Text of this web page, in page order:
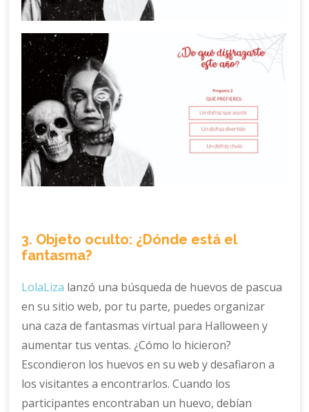
3. Objeto oculto: ¿Dónde está el
fantasma?
LolaLiza lanzó una búsqueda de huevos de pascua
en su sitio web, por tu parte, puedes organizar
una caza de fantasmas virtual para Halloween y
aumentar tus ventas. ¿Cómo lo hicieron?
Escondieron los huevos en su web y desafiaron a
los visitantes a encontrarlos. Cuando los
participantes encontraban un huevo, debían